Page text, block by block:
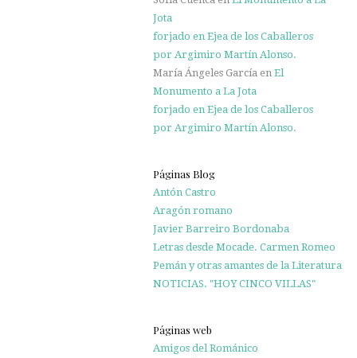
Jota
forjado en Ejea de los Caballeros
por Argimiro Martín Alonso.
María Ángeles García en El
Monumento a La Jota
forjado en Ejea de los Caballeros
por Argimiro Martín Alonso.
Páginas Blog
Antón Castro
Aragón romano
Javier Barreiro Bordonaba
Letras desde Mocade. Carmen Romeo
Pemán y otras amantes de la Literatura
NOTICIAS. "HOY CINCO VILLAS"
Páginas web
Amigos del Románico